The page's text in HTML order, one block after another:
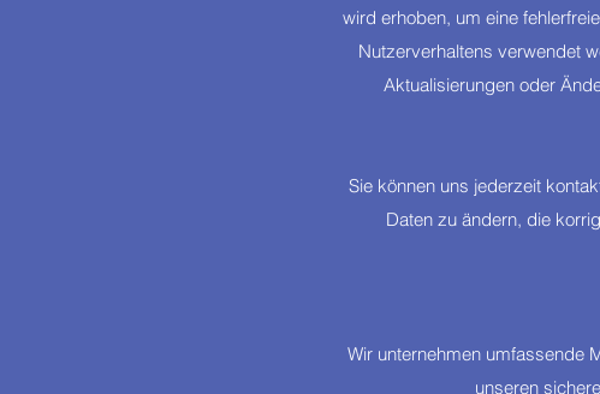
wird erhoben, um eine
Nutzerverhaltens verwendet
Aktualisierungen oder
Sie können uns jederzeit
Daten zu ändern, die
Wir unternehmen umfassende
unseren